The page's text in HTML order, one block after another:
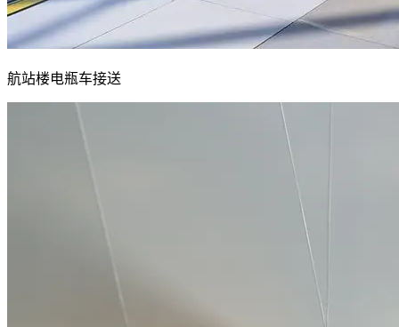
航站楼电瓶车接送